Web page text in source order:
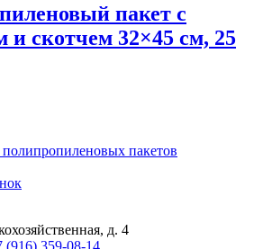
пакет с
и скотчем 32×45 см, 25
пакетов
д. 4
(916) 359-08-14